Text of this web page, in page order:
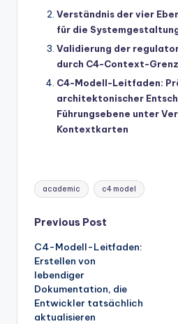
Verständnis der vier
für die
Validierung der
durch C4-Context-
C4-Modell-Leitfaden:
architektonischer
Führungsebene unter
Kontextkarten
Tags:
academic c4 model
Post
navigation
Previous Post
C4-Modell-Leitfaden:
Erstellen von
lebendiger
Dokumentation, die
Entwickler tatsächlich
aktualisieren